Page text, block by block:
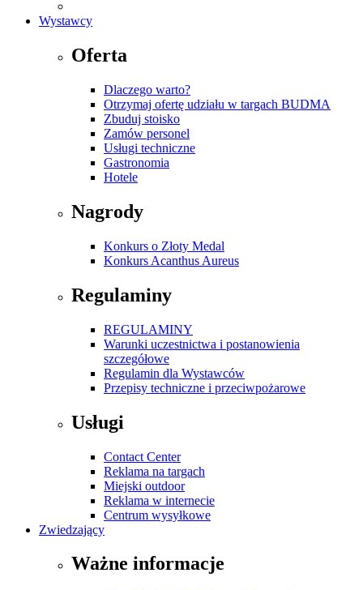
Wystawcy
Oferta
Dlaczego warto?
Otrzymaj ofertę udziału w targach BUDMA
Zbuduj stoisko
Zamów personel
Usługi techniczne
Gastronomia
Hotele
Nagrody
Konkurs o Złoty Medal
Konkurs Acanthus Aureus
Regulaminy
REGULAMINY
Warunki uczestnictwa i postanowienia
szczegółowe
Regulamin dla Wystawców
Przepisy techniczne i przeciwpożarowe
Usługi
Contact Center
Reklama na targach
Miejski outdoor
Reklama w internecie
Centrum wysyłkowe
Zwiedzający
Ważne informacje